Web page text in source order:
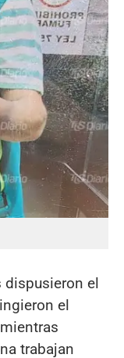
dispusieron el
el
trabajan